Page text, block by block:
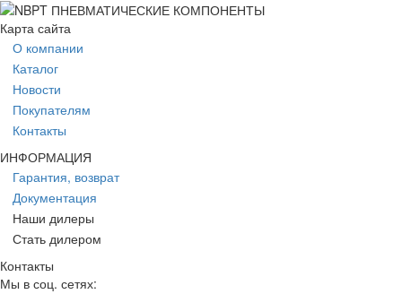
Карта сайта
О компании
Каталог
Новости
Покупателям
Контакты
ИНФОРМАЦИЯ
Гарантия, возврат
Документация
Наши дилеры
Стать дилером
Контакты
Мы в соц. сетях: